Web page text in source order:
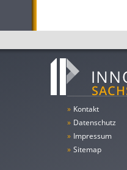
» Kontakt
» Datenschutz
» Impressum
» Sitemap